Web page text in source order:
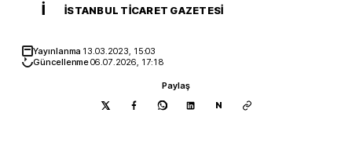
İ İSTANBUL TICARET GAZETESI
Yayınlanma 13.03.2023, 15:03
Güncellenme06.07.2026, 17:18
Paylaş
N